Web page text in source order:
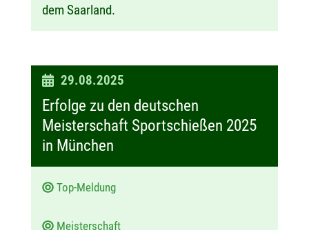
dem Saarland.
D
a
u
29.08.2025
Erfolge zu den deutschen
Meisterschaft Sportschießen 2025
in München
Top-Meldung
Meisterschaft